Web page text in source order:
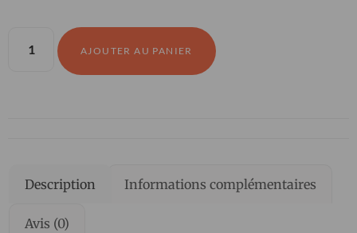
AJOUTER AU PANIER
Description Informations complémentaires
Avis (0)